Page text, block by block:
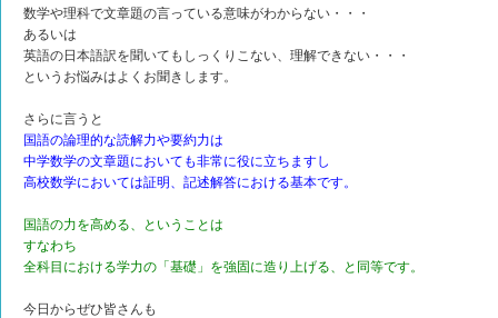
数学や理科で文章題の言っている意味がわからない・・・
あるいは
英語の日本語訳を聞いてもしっくりこない、理解できない・・・
というお悩みはよくお聞きします。
さらに言うと
国語の論理的な読解力や要約力は
中学数学の文章題においても非常に役に立ちますし
高校数学においては証明、記述解答における基本です。
国語の力を高める、ということは
すなわち
全科目における学力の「基礎」を強固に造り上げる、と同等です。
今日からぜひ皆さんも